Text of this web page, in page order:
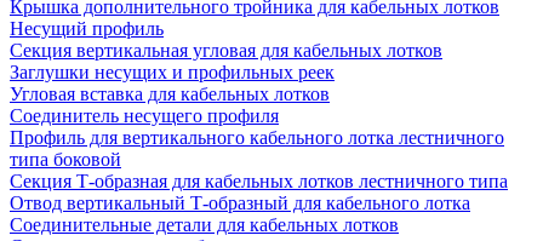
Крышка дополнительного тройника для кабельных лотков
Несущий профиль
Секция вертикальная угловая для кабельных лотков
Заглушки несущих и профильных реек
Угловая вставка для кабельных лотков
Соединитель несущего профиля
Профиль для вертикального кабельного лотка лестничного
типа боковой
Секция Т-образная для кабельных лотков лестничного типа
Отвод вертикальный Т-образный для кабельного лотка
Соединительные детали для кабельных лотков